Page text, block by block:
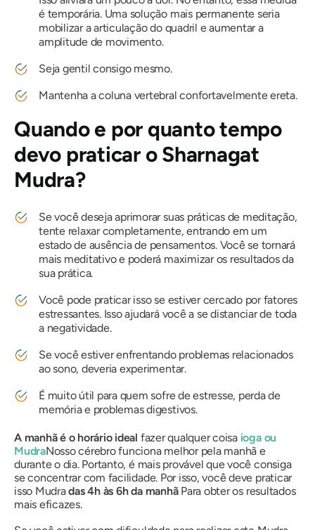
é temporária. Uma solução mais permanente seria
mobilizar a articulação do quadril e aumentar a
amplitude de movimento.
Seja gentil consigo mesmo.
Mantenha a coluna vertebral confortavelmente ereta.
Quando e por quanto tempo
devo praticar o Sharnagat
Mudra?
Se você deseja aprimorar suas práticas de meditação,
tente relaxar completamente, entrando em um
estado de ausência de pensamentos. Você se tornará
mais meditativo e poderá maximizar os resultados da
sua prática.
Você pode praticar isso se estiver cercado por fatores
estressantes. Isso ajudará você a se distanciar de toda
a negatividade.
Se você estiver enfrentando problemas relacionados
ao sono, deveria experimentar.
É muito útil para quem sofre de estresse, perda de
memória e problemas digestivos.
A manhã é o horário ideal fazer qualquer coisa ioga ou
MudraNosso cérebro funciona melhor pela manhã e
durante o dia. Portanto, é mais provável que você consiga
se concentrar com facilidade. Por isso, você deve praticar
isso Mudradas 4h às 6h da manhãPara obter os resultados
mais eficazes.